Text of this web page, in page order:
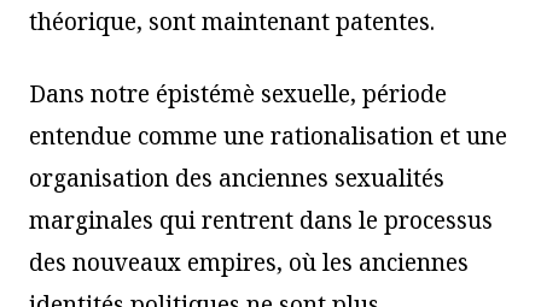
théorique, sont maintenant patentes.
Dans notre épistémè sexuelle, période
entendue comme une rationalisation et une
organisation des anciennes sexualités
marginales qui rentrent dans le processus
des nouveaux empires, où les anciennes